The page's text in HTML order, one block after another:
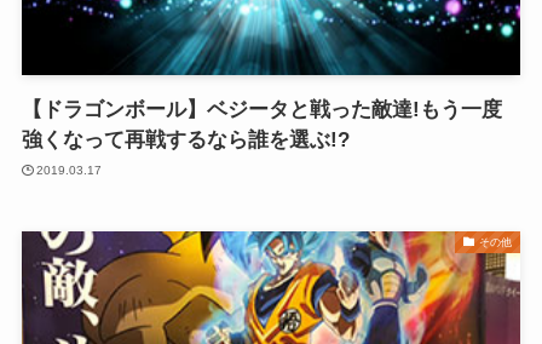
【ドラゴンボール】ベジータと戦った敵達!もう一度
強くなって再戦するなら誰を選ぶ!?
2019.03.17
その他